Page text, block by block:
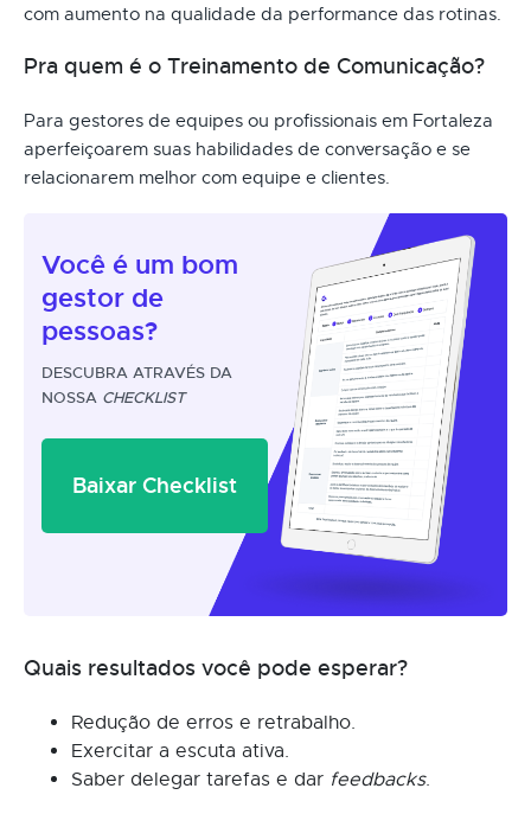
com aumento na qualidade da performance das rotinas.
Pra quem é o Treinamento de Comunicação?
Para gestores de equipes ou profissionais em Fortaleza
aperfeiçoarem suas habilidades de conversação e se
relacionarem melhor com equipe e clientes.
Você é um bom
gestor de
pessoas?
DESCUBRA ATRAVÉS DA
NOSSA CHECKLIST
Baixar Checklist
Quais resultados você pode esperar?
Redução de erros e retrabalho.
Exercitar a escuta ativa.
Saber delegar tarefas e dar feedbacks.